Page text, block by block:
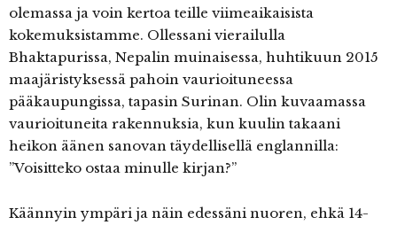
olemassa ja voin kertoa teille viimeaikaisista
kokemuksistamme. Ollessani vierailulla
Bhaktapurissa, Nepalin muinaisessa, huhtikuun 2015
maajäristyksessä pahoin vaurioituneessa
pääkaupungissa, tapasin Surinan. Olin kuvaamassa
vaurioituneita rakennuksia, kun kuulin takaani
heikon äänen sanovan täydellisellä englannilla:
”Voisitteko ostaa minulle kirjan?”
Käännyin ympäri ja näin edessäni nuoren, ehkä 14-